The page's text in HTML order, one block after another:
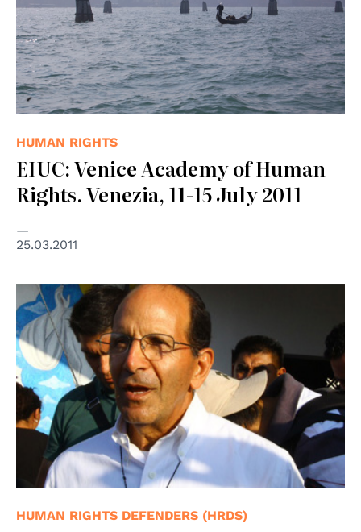
HUMAN RIGHTS
EIUC: Venice Academy of Human
Rights. Venezia, 11-15 July 2011
25.03.2011
HUMAN RIGHTS DEFENDERS (HRDS)